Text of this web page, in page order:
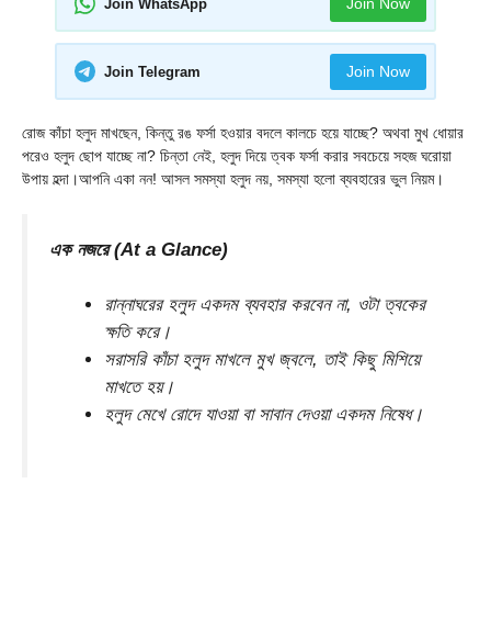
Join WhatsApp
Join Telegram Join Now
রোজ কাঁচা হলুদ মাখছেন, কিন্তু রঙ ফর্সা হওয়ার বদলে কালচে হয়ে যাচ্ছে? অথবা মুখ ধোয়ার
পরেও হলুদ ছোপ যাচ্ছে না? চিন্তা নেই, হলুদ দিয়ে ত্বক ফর্সা করার সবচেয়ে সহজ ঘরোয়া
উপায় হল্দা।আপনি একা নন! আসল সমস্যা হলুদ নয়, সমস্যা হলো ব্যবহারের ভুল নিয়ম।
এক নজরে (At a Glance)
রান্নাঘরের হলুদ একদম ব্যবহার করবেন না, ওটা ত্বকের
ক্ষতি করে।
সরাসরি কাঁচা হলুদ মাখলে মুখ জ্বলে, তাই কিছু মিশিয়ে
মাখতে হয়।
হলুদ মেখে রোদে যাওয়া বা সাবান দেওয়া একদম নিষেধ।